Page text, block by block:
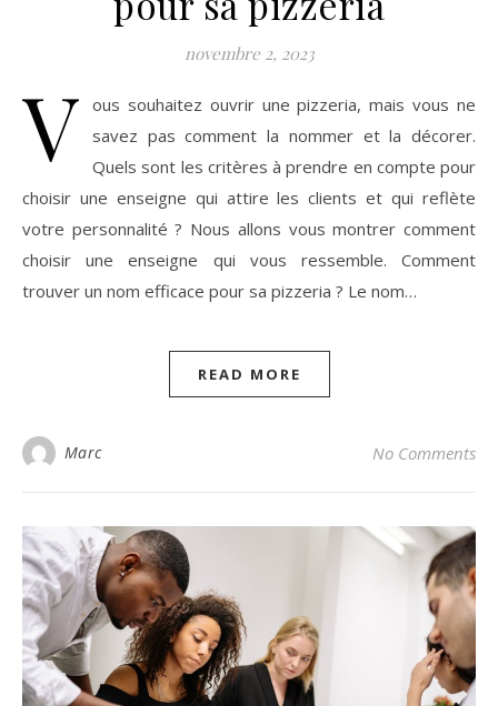
novembre 2, 2023
V ous souhaitez ouvrir une pizzeria, mais vous ne
savez pas comment la nommer et la décorer.
Quels sont les critères à prendre en compte pour
choisir une enseigne qui attire les clients et qui reflète
votre personnalité ? Nous allons vous montrer comment
choisir une enseigne qui vous ressemble. Comment
trouver un nom efficace pour sa pizzeria ? Le nom…
READ MORE
Marc No Comments